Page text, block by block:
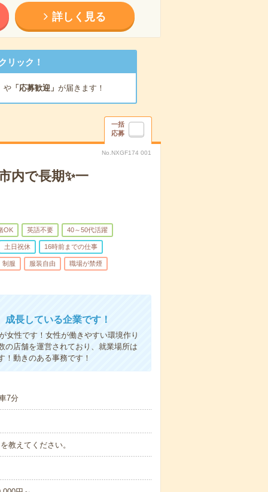
詳しく見る
リック！
や「応募歓迎」 が届きます！
一括
応募
No.NXGF174 001
内で長期✨一
OK 英語不要 40～50代活躍
土日祝休 16時前までの仕事
制服 服装自由 職場が禁煙
長している企業です！
性です！女性が働きやすい環境作り
店舗を運営されており、就業場所は
動きのある事務です！
7分
教えてください。